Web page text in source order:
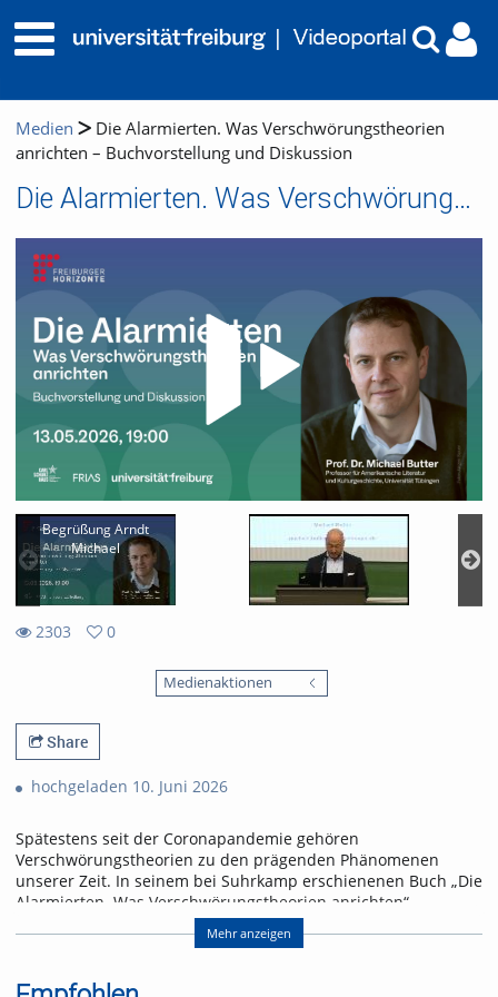
Medien
Die Alarmierten. Was Verschwörungstheorien
anrichten – Buchvorstellung und Diskussion
Die Alarmierten. Was Verschwörungstheorien anrichten – Buchvorstellung und Diskussion
Begrüßung Arndt
Michael
2303
0
Medienaktionen
Share
hochgeladen 10. Juni 2026
Spätestens seit der Coronapandemie gehören
Verschwörungstheorien zu den prägenden Phänomenen
unserer Zeit. In seinem bei Suhrkamp erschienenen Buch „Die
Alarmierten. Was Verschwörungstheorien anrichten“
analysiert der Amerikanist Prof. Dr. Michael Butter (Universität
Tübingen), warum immer mehr Menschen für
welche gesellschaftlichen Folgen das hat. In seinem Vortrag
Mehr anzeigen